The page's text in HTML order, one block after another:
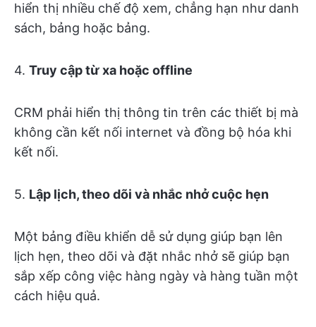
hiển thị nhiều chế độ xem, chẳng hạn như danh
sách, bảng hoặc bảng.
4. Truy cập từ xa hoặc offline
CRM phải hiển thị thông tin trên các thiết bị mà
không cần kết nối internet và đồng bộ hóa khi
kết nối.
5. Lập lịch, theo dõi và nhắc nhở cuộc hẹn
Một bảng điều khiển dễ sử dụng giúp bạn lên
lịch hẹn, theo dõi và đặt nhắc nhở sẽ giúp bạn
sắp xếp công việc hàng ngày và hàng tuần một
cách hiệu quả.